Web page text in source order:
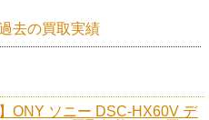
去の買取実績
】ONY ソニー DSC-HX60V デ